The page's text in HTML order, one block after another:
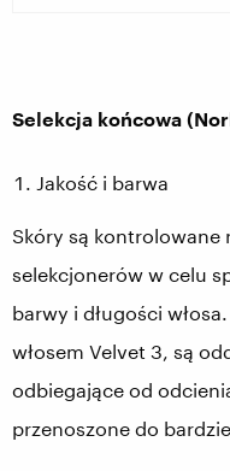
Selekcja końcowa
Jakość i barwa
Skóry są kontrolowane
selekcjonerów w celu
barwy i długości
włosem Velvet 3, są
odbiegające od
przenoszone do